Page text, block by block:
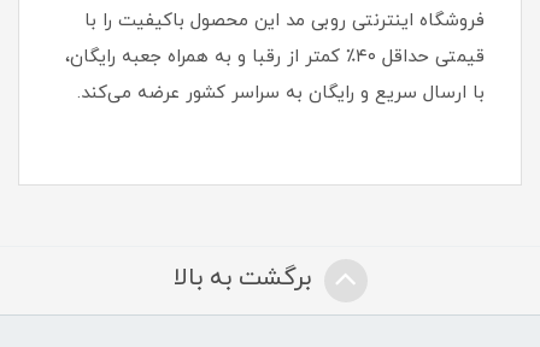
فروشگاه اینترنتی روبی مد این محصول باکیفیت را با
قیمتی حداقل ۴۰٪ کمتر از رقبا و به همراه جعبه رایگان،
با ارسال سریع و رایگان به سراسر کشور عرضه می‌کند.
برگشت به بالا